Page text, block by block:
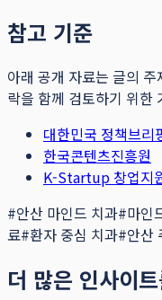
참고 기준
아래 공개 자료는 글의
락을 함께 검토하기 위한
대한민국 정책브리
한국콘텐츠진흥원
K-Startup 창업지
#안산 마인드 치과#마인
료#환자 중심 치과#안산
더 많은 인사이